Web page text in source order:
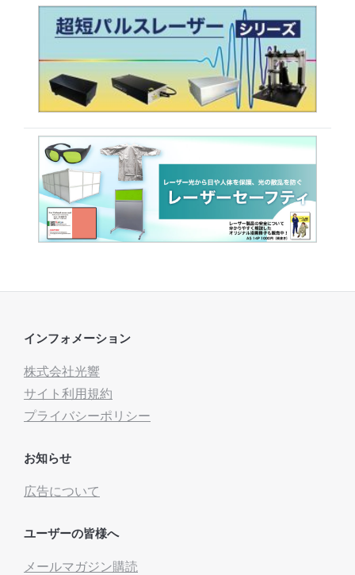
インフォメーション
株式会社光響
サイト利用規約
プライバシーポリシー
お知らせ
広告について
ユーザーの皆様へ
メールマガジン購読